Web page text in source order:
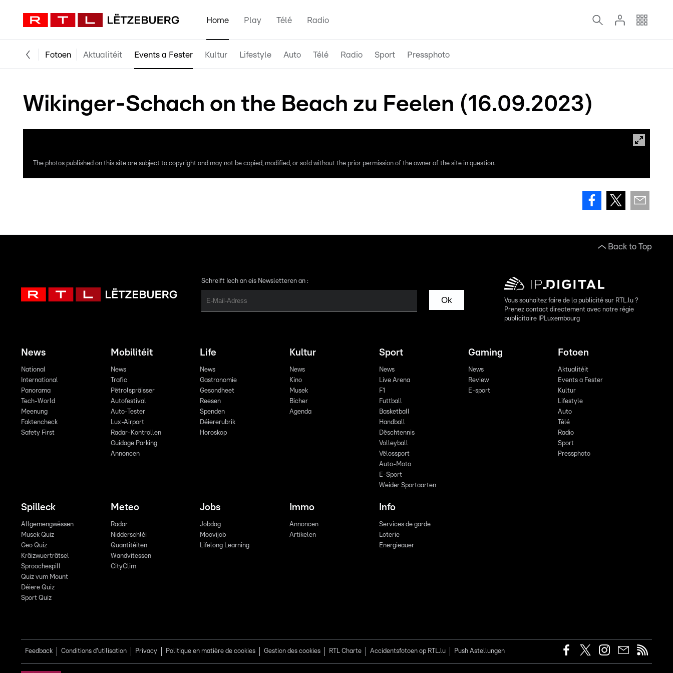
Home Play Télé Radio
Fotoen Aktualitéit Events a Fester Kultur Lifestyle Auto Télé Radio Sport Pressphoto
Wikinger-Schach on the Beach zu Feelen (16.09.2023)
The photos published on this site are subject to copyright and may not be copied, modified, or sold without the prior permission of the owner of the site in question.
Back to Top
Schreift Iech an eis Newsletteren an :
Ok
Vous souhaitez faire de la publicité sur RTL.lu ?
Prenez contact directement avec notre régie
publicitaire IPLuxembourg
News
National
International
Panorama
Tech-World
Meenung
Faktencheck
Safety First
Mobilitéit
News
Trafic
Pëtrolspräisser
Autofestival
Auto-Tester
Lux-Airport
Radar-Kontrollen
Guidage Parking
Annoncen
Life
News
Gastronomie
Gesondheet
Reesen
Spenden
Déiererubrik
Horoskop
Kultur
News
Kino
Musek
Bicher
Agenda
Sport
News
Live Arena
F1
Futtball
Basketball
Handball
Dëschtennis
Volleyball
Vëlossport
Auto-Moto
E-Sport
Weider Sportaarten
Gaming
News
Review
E-sport
Fotoen
Aktualitéit
Events a Fester
Kultur
Lifestyle
Auto
Télé
Radio
Sport
Pressphoto
Spilleck
Allgemengwëssen
Musek Quiz
Geo Quiz
Kräizwuerträtsel
Sproochespill
Quiz vum Mount
Déiere Quiz
Sport Quiz
Meteo
Radar
Nidderschléi
Quantitéiten
Wandvitessen
CityClim
Jobs
Jobdag
Moovijob
Lifelong Learning
Immo
Annoncen
Artikelen
Info
Services de garde
Loterie
Energieauer
Feedback Conditions d'utilisation Privacy Politique en matière de cookies Gestion des cookies RTL Charte Accidentsfotoen op RTL.lu Push Astellungen